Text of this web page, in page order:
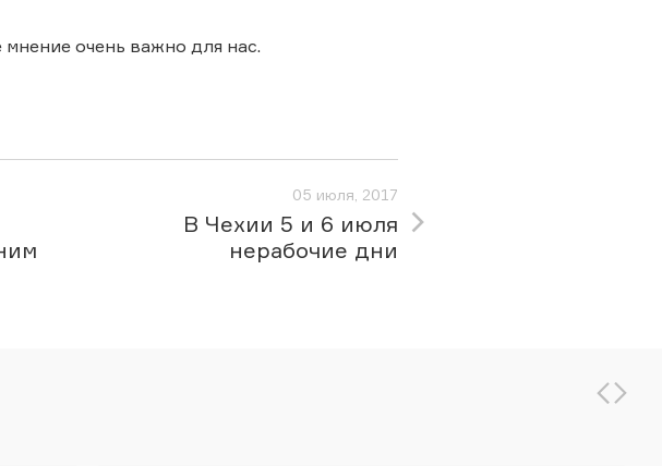
очень важно для нас.
05 июля, 2017
В Чехии 5 и 6 июля
нерабочие дни